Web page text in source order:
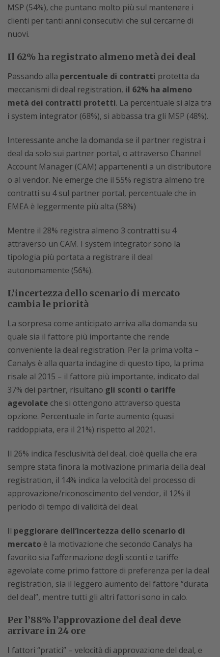
MSP (54%), che puntano molto più sul mantenere i
clienti per tanti anni consecutivi che sul cercarne di
nuovi.
Il 62% ha registrato almeno metà dei deal
Passando alla percentuale di contratti protetta da
meccanismi di deal registration, il 62% ha almeno
metà dei contratti protetti. La percentuale si alza tra
i system integrator (68%), si abbassa tra gli MSP (48%).
Interessante anche la domanda se il partner registra i
deal da solo sui partner portal, o attraverso Channel
Account Manager (CAM) appartenenti a un distributore
o al vendor. Ne emerge che il 55% registra almeno tre
contratti su 4 sul partner portal, percentuale che in
EMEA è leggermente più alta (58%)
Mentre il 28% registra almeno 3 contratti su 4
attraverso un CAM. I system integrator sono la
tipologia più portata a registrare il deal
autonomamente (56%).
L’incertezza dello scenario di mercato
cambia le priorità
La sorpresa come anticipato arriva alla domanda su
quale sia il fattore più importante che rende
conveniente la deal registration. Per la prima volta –
Canalys è alla quarta indagine di questo tipo, la prima
risale al 2015 – il fattore più importante, indicato dal
37% dei partner, risultano gli sconti o tariffe
agevolate che si ottengono attraverso questa
opzione. Percentuale in forte aumento (quasi
raddoppiata, era il 21%) rispetto al 2021.
Il 26% indica l’esclusività del deal, cioè quella che era
sempre stata finora la motivazione primaria della deal
registration, il 14% indica la velocità del processo di
approvazione/riconoscimento del vendor, il 12% il
periodo di tempo di validità del deal.
Il peggiorare dell’incertezza dello scenario di
mercato è la motivazione che secondo Canalys ha
favorito sia l’affermazione degli sconti e tariffe
agevolate come primo fattore di preferenza per la deal
registration, sia il leggero aumento del fattore “durata
del deal”, mentre tutti gli altri fattori sono in calo.
Per l’88% l’approvazione del deal deve
arrivare in 24 ore
I fattori “pratici” – velocità di approvazione del deal, e